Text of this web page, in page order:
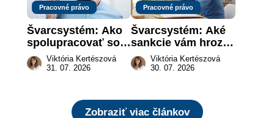
Pracovné právo
Švarcsystém: Ako
spolupracovať so
živnostníkom
legálne a bez
Viktória Kertészová
31. 07. 2026
Pracovné právo
Švarcsystém: Aké
sankcie vám hrozia
a prečo nestačí
zaplatiť pokutu?
Viktória Kertészová
30. 07. 2026
Zobraziť viac článkov